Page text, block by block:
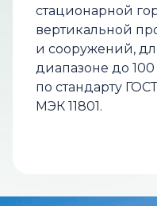
стационарной
вертикальной
и сооружений,
диапазоне до
по стандарту
МЭК 11801.